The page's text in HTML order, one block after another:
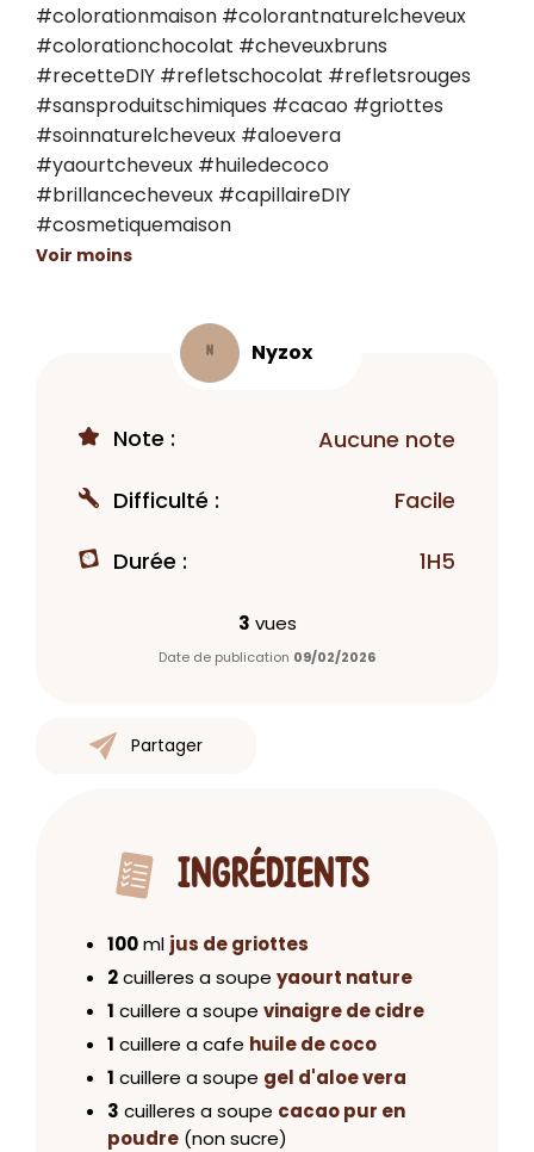
#colorationmaison #colorantnaturelcheveux
#colorationchocolat #cheveuxbruns
#recetteDIY #refletschocolat #refletsrouges
#sansproduitschimiques #cacao #griottes
#soinnaturelcheveux #aloevera
#yaourtcheveux #huiledecoco
#brillancecheveux #capillaireDIY
#cosmetiquemaison
Voir moins
N Nyzox
Note : Aucune note
Difficulté : Facile
Durée : 1H5
3 vues
Date de publication 09/02/2026
Partager
INGRÉDIENTS
100ml jus de griottes
2cuilleres a soupe yaourt nature
1 cuillere a soupe vinaigre de cidre
1 cuillere a cafe huile de coco
1 cuillere a soupe gel d'aloe vera
3 cuilleres a soupe cacao pur en
poudre (non sucre)